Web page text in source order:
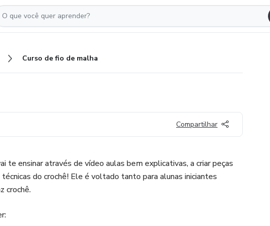
Curso de fio de malha
Compartilhar
te ensinar através de vídeo aulas bem explicativas, a criar peças
do crochê! Ele é voltado tanto para alunas iniciantes
crochê.